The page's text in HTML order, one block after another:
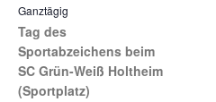
Ganztägig
Tag des
Sportabzeichens beim
SC Grün-Weiß Holtheim
(Sportplatz)